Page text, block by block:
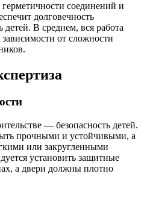
соединений и
долговечность
детей. В среднем, вся работа
от сложности
— безопасность детей.
прочными и устойчивыми, а
или закругленными
установить защитные
а двери должны плотно